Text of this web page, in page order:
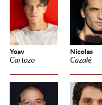
Yoav
Cartozo
Nicolas
Cazalé